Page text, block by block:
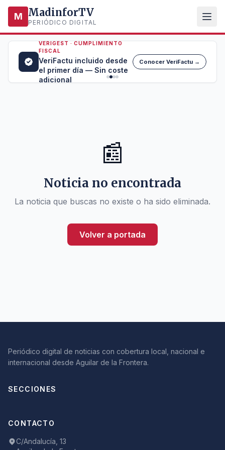
M MadinforTV
PERIÓDICO DIGITAL
VERIGEST · CUMPLIMIENTO
FISCAL
VeriFactu incluido desde
el primer día — Sin coste
adicional
Conocer VeriFactu →
📰
Noticia no encontrada
La noticia que buscas no existe o ha sido eliminada.
Volver a portada
Periódico digital de noticias con cobertura local, nacional e
internacional desde Aguilar de la Frontera.
SECCIONES
CONTACTO
C/Andalucía, 13